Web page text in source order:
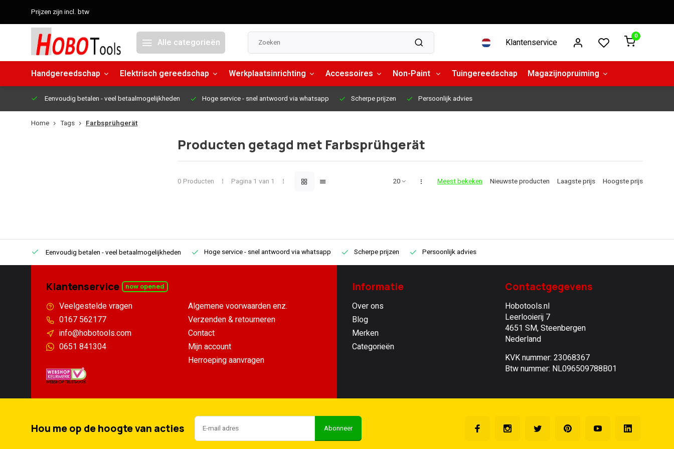
Prijzen zijn incl. btw
Alle categorieën Klantenservice
0
Handgereedschap Elektrisch gereedschap Werkplaatsinrichting Accessoires Non-Paint Tuingereedschap Magazijnopruiming
Eenvoudig betalen - veel betaalmogelijkheden Hoge service- snel antwoord via whatsapp Scherpe prijzen Persoonlijk advies
Home Tags Farbsprühgerät
Producten getagd met Farbsprühgerät
0 Producten Pagina 1 van 1 Meest bekeken Nieuwste producten Laagste prijs Hoogste prijs
Eenvoudig betalen - veel betaalmogelijkheden Hoge service- snel antwoord via whatsapp Scherpe prijzen Persoonlijk advies
Klantenservice now opened
Veelgestelde vragen
0167 562177
info@hobotools.com
0651 841304
Algemene voorwaarden enz.
Verzenden & retourneren
Contact
Mijn account
Herroeping aanvragen
Informatie
Over ons
Blog
Merken
Categorieën
Contactgegevens
Hobotools.nl
Leerlooierij 7
4651 SM, Steenbergen
Nederland
KVK nummer: 23068367
Btw nummer: NL096509788B01
Hou me op de hoogte van acties Abonneer